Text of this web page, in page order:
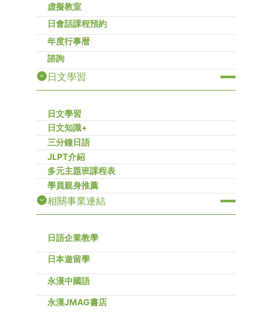
虚擬教室
日會話課程預約
年度行事暦
諮詢
日文學習
日文學習
日文知識+
三分鐘日語
JLPT介紹
多元主題班課程表
學員親身推薦
相關事業連結
日語企業教學
日本遊留學
永漢中國語
永漢JMAG書店